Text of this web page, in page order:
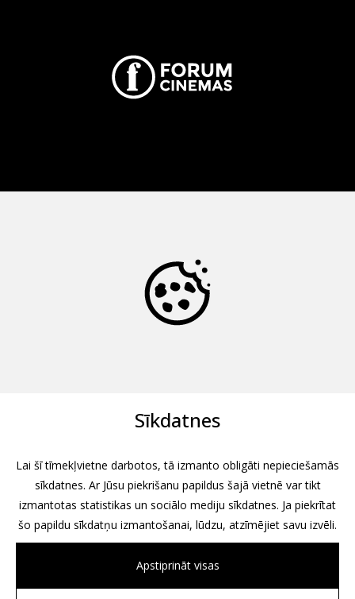
Sīkdatnes
Lai šī tīmekļvietne darbotos, tā izmanto obligāti nepieciešamās
sīkdatnes. Ar Jūsu piekrišanu papildus šajā vietnē var tikt
izmantotas statistikas un sociālo mediju sīkdatnes. Ja piekrītat
šo papildu sīkdatņu izmantošanai, lūdzu, atzīmējiet savu izvēli.
Apstiprināt visas